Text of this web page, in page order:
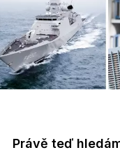
Právě teď